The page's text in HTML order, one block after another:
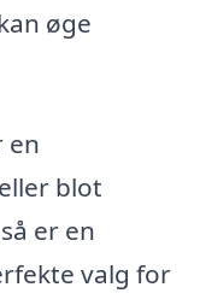
øge
en
blot
er en
valg for